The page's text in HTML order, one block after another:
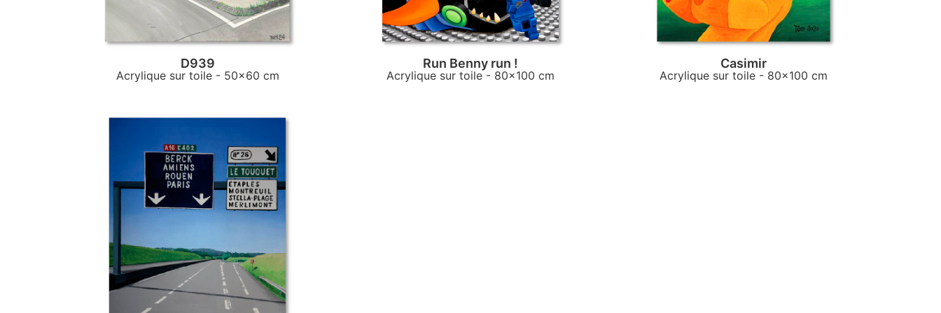
D939
Acrylique sur toile- 50x60 cm
Run Benny run !
Acrylique sur toile- 80x100 cm
Casimir
Acrylique sur toile - 80x100 cm